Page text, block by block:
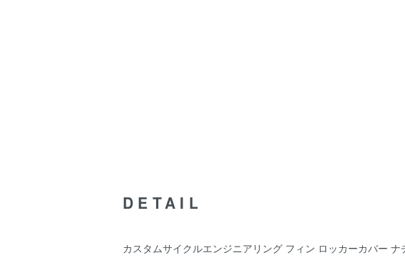
DETAIL
カスタムサイクルエンジニアリング フィン ロッカーカバー